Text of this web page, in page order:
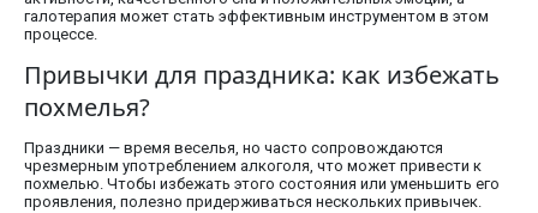
галотерапия может стать эффективным инструментом в этом
процессе.
Привычки для праздника: как избежать
похмелья?
Праздники — время веселья, но часто сопровождаются
чрезмерным употреблением алкоголя, что может привести к
похмелью. Чтобы избежать этого состояния или уменьшить его
проявления, полезно придерживаться нескольких привычек.